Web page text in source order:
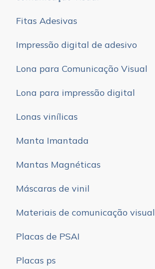
Fitas Adesivas
Impressão digital de adesivo
Lona para Comunicação Visual
Lona para impressão digital
Lonas vinílicas
Manta Imantada
Mantas Magnéticas
Máscaras de vinil
Materiais de comunicação visual
Placas de PSAI
Placas ps